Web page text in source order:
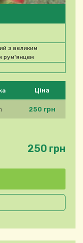
Ціна
250 грн
250 грн
з великим
рум'янцем